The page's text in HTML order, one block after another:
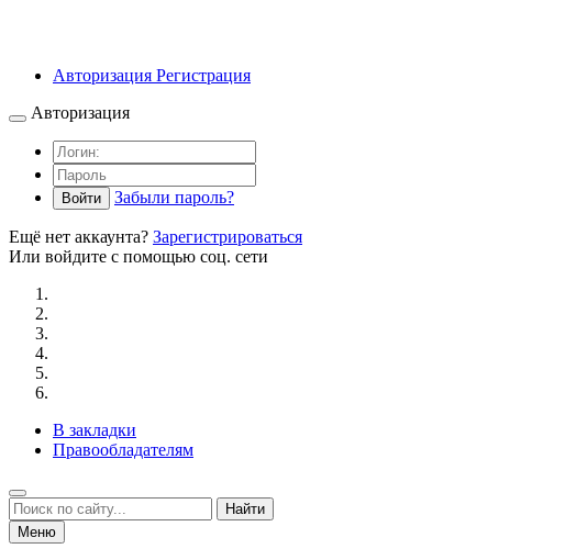
Авторизация Регистрация
Авторизация
Войти Забыли пароль?
Ещё нет аккаунта? Зарегистрироваться
Или войдите с помощью соц. сети
В закладки
Правообладателям
Найти
Меню